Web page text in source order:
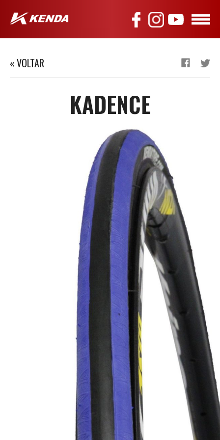
« VOLTAR
KADENCE